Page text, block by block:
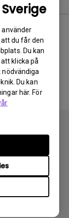
använder
du får den
Du kan
klicka på
nödvändiga
Du kan
här. För